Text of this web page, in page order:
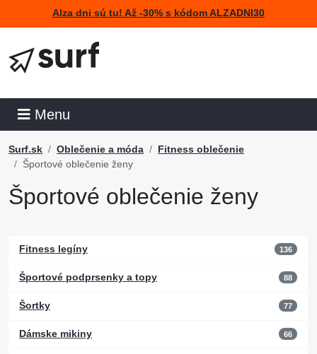
Alza dni sú tu! Až -30% s kódom ALZADNI30
Menu
Surf.sk Oblečenie a móda
Fitness oblečenie
Športové oblečenie ženy
Športové oblečenie ženy
Fitness legíny 136
Športové podprsenky a topy 88
Šortky 77
Dámske mikiny 66